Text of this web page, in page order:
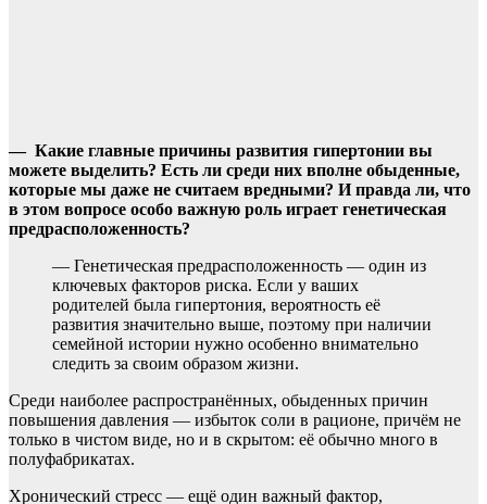
— Какие главные причины развития гипертонии вы
можете выделить? Есть ли среди них вполне обыденные,
которые мы даже не считаем вредными? И правда ли, что
в этом вопросе особо важную роль играет генетическая
предрасположенность?
— Генетическая предрасположенность — один из
ключевых факторов риска. Если у ваших
родителей была гипертония, вероятность её
развития значительно выше, поэтому при наличии
семейной истории нужно особенно внимательно
следить за своим образом жизни.
Среди наиболее распространённых, обыденных причин
повышения давления — избыток соли в рационе, причём не
только в чистом виде, но и в скрытом: её обычно много в
полуфабрикатах.
Хронический стресс — ещё один важный фактор,